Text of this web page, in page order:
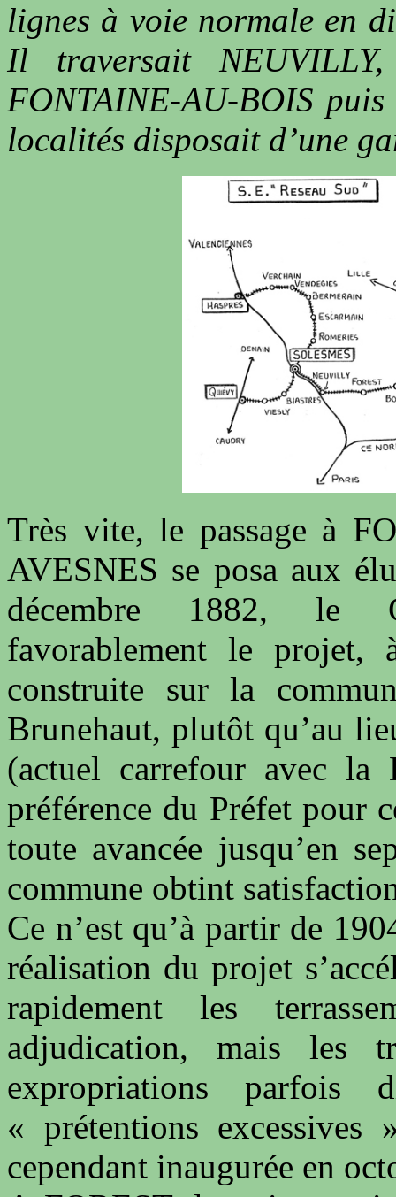
lignes à voie normale en
Il traversait NEUVILLY,
FONTAINE-AU-BOIS
localités disposait d’une
Très vite, le passage à
AVESNES se posa aux
décembre 1882, le
favorablement le
construite sur la
Brunehaut, plutôt qu’au
(actuel carrefour avec
préférence du Préfet pour
toute avancée jusqu’en
commune obtint
Ce n’est qu’à partir de
réalisation du projet
rapidement les
adjudication, mais les
expropriations parfois
« prétentions
cependant inaugurée en